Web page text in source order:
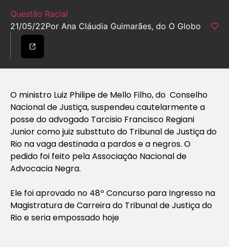
Questão Racial
21/05/22Por Ana Cláudia Guimarães, do O Globo
O ministro Luiz Philipe de Mello Filho, do Conselho
Nacional de Justiça, suspendeu cautelarmente a
posse do advogado Tarcisio Francisco Regiani
Junior como juiz substtuto do Tribunal de Justiça do
Rio na vaga destinada a pardos e a negros. O
pedido foi feito pela Associação Nacional de
Advocacia Negra.
Ele foi aprovado no 48º Concurso para Ingresso na
Magistratura de Carreira do Tribunal de Justiça do
Rio e seria empossado hoje